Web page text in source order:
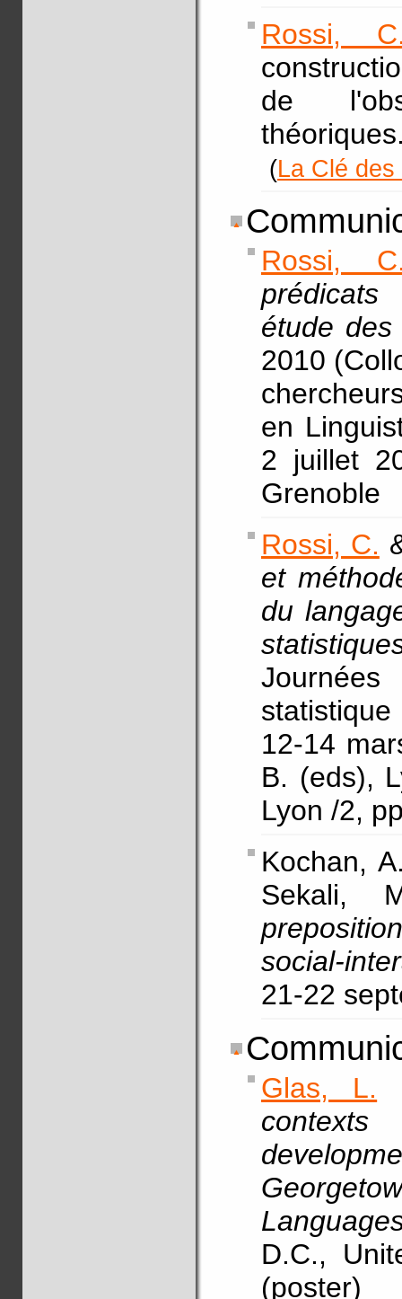
Rossi,
de
(La Clé
Rossi,
étude
2010
en
2 juillet
Grenoble
Rossi, C.
et
du
statistique
12-14
B. (eds),
Lyon /2,
Kochan,
Sekali,
social-
21-22
Glas, L.
D.C.,
(poster)